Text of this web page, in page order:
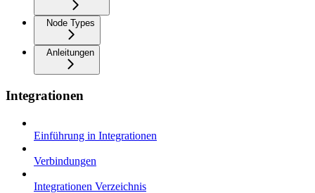
Node Types
Anleitungen
Integrationen
Einführung in Integrationen
Verbindungen
Integrationen Verzeichnis